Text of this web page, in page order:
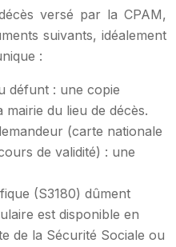
versé par la CPAM,
suivants, idéalement
:
défunt : une copie
du lieu de décès.
(carte nationale
de validité) : une
(S3180) dûment
est disponible en
de la Sécurité Sociale ou